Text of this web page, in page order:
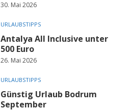
30. Mai 2026
URLAUBSTIPPS
Antalya All Inclusive unter
500 Euro
26. Mai 2026
URLAUBSTIPPS
Günstig Urlaub Bodrum
September